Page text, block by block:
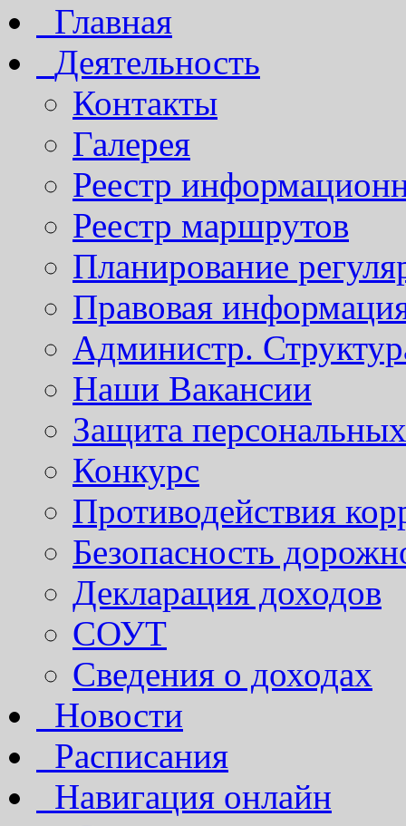
Главная
Деятельность
Контакты
Галерея
Реестр
Реестр маршрутов
Планирование
Правовая
Администр.
Наши Вакансии
Защита
Конкурс
Противодействия
Безопасность
Декларация доходов
СОУТ
Сведения о доходах
Новости
Расписания
Навигация онлайн